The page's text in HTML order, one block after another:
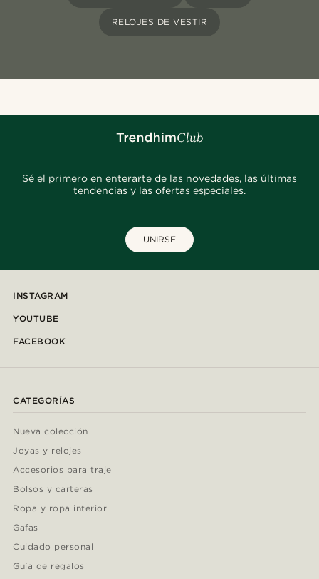
RELOJES DE VESTIR
Sé el primero en enterarte de las novedades, las últimas
tendencias y las ofertas especiales.
UNIRSE
INSTAGRAM
YOUTUBE
FACEBOOK
CATEGORÍAS
Nueva colección
Joyas y relojes
Accesorios para traje
Bolsos y carteras
Ropa y ropa interior
Gafas
Cuidado personal
Guía de regalos